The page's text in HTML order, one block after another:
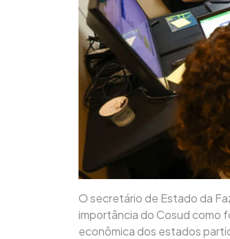
O secretário de Estado da
importância do Cosud como
econômica dos estados